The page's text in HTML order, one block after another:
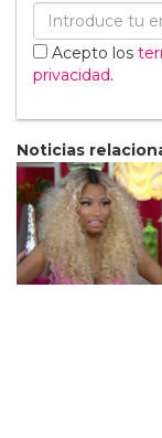
Acepto los
privacidad.
Noticias